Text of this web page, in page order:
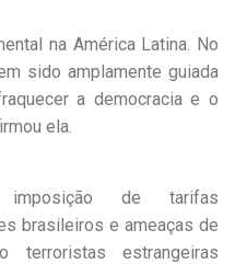
na América Latina. No
sido amplamente guiada
a democracia e o
ela.
imposição de tarifas
brasileiros e ameaças de
terroristas estrangeiras